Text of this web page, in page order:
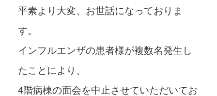
平素より大変、お世話になっておりま
す。
インフルエンザの患者様が複数名発生し
たことにより、
4階病棟の面会を中止させていただいてお